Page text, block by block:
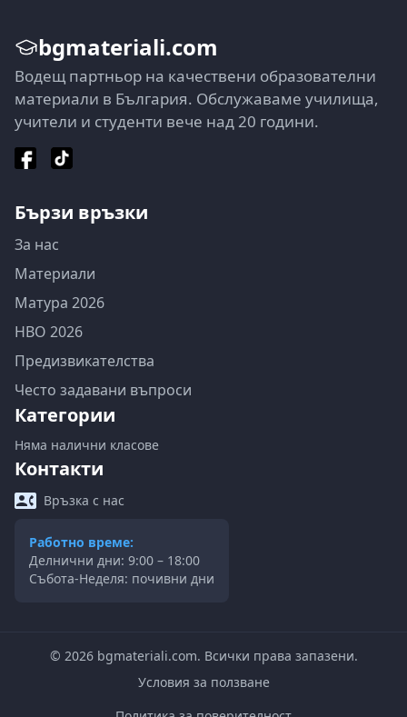
bgmateriali.com
Водещ партньор на качествени образователни
материали в България. Обслужаваме училища,
учители и студенти вече над 20 години.
Бързи връзки
За нас
Материали
Матура 2026
НВО 2026
Предизвикателства
Често задавани въпроси
Категории
Няма налични класове
Контакти
Връзка с нас
Работно време:
Делнични дни: 9:00 – 18:00
Събота-Неделя: почивни дни
© 2026bgmateriali.com. Всички права запазени.
Условия за ползване